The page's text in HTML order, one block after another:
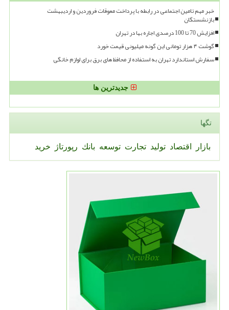
خبر مهم تامین اجتماعی در رابطه با پرداخت معوقات فروردین و اردیبهشت
بازنشستگان
افزایش 70 تا 100 درصدی اجاره بها در تهران
گوشت ۴ هزار تومانی این گونه میلیونی قیمت خورد
سفارش استاندارد تهران به استفاده از محافظ های برق برای لوازم خانگی
جدیدترین ها
تگها
بازار اقتصاد تولید تجارت توسعه بانك رپورتاژ خرید